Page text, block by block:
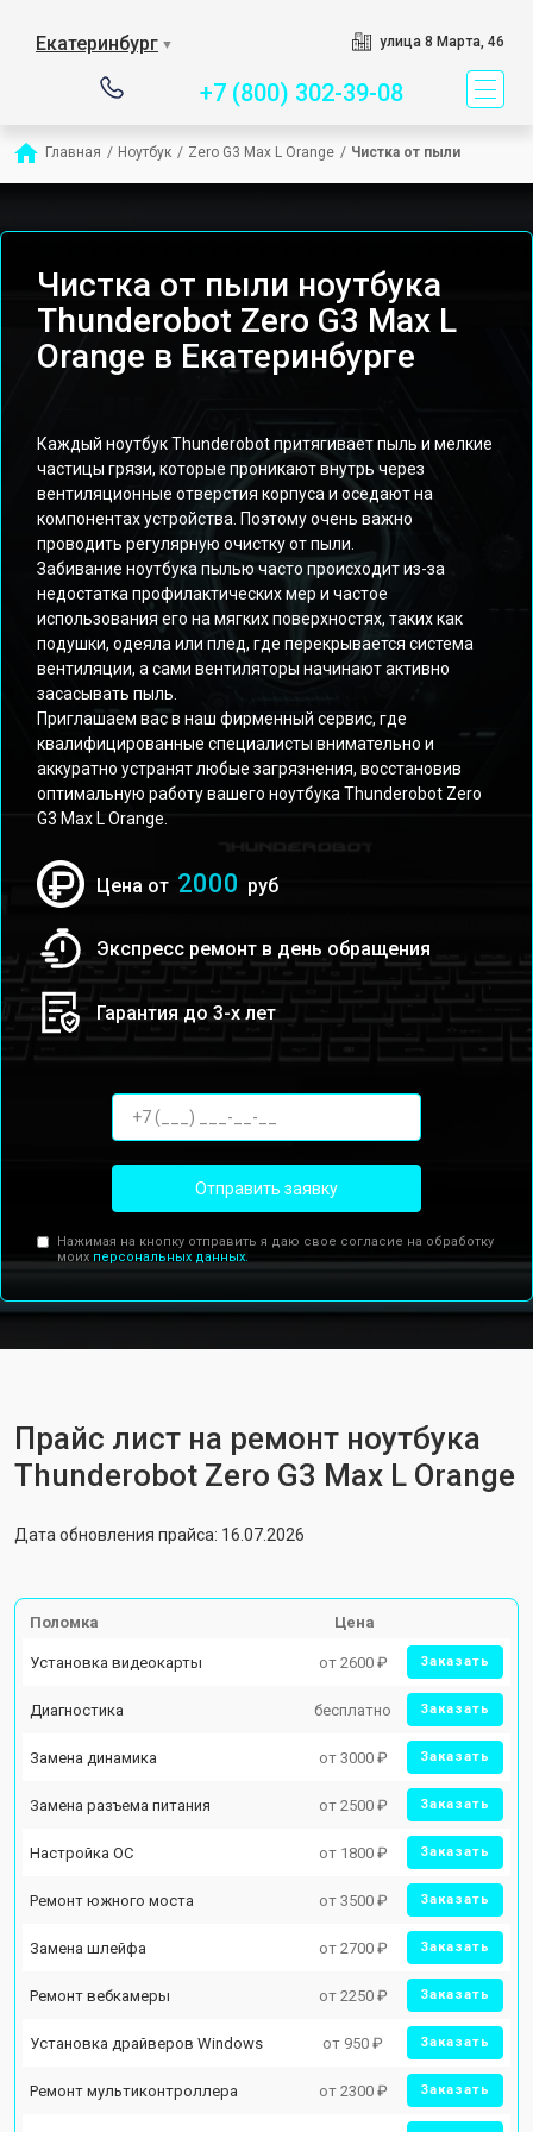
Екатеринбург ▼ улица 8 Марта, 46
+7 (800) 302-39-08
Главная / Ноутбук / Zero G3 Max L Orange / Чистка от пыли
Чистка от пыли ноутбука
Thunderobot Zero G3 Max L
Orange в Екатеринбурге
Каждый ноутбук Thunderobot притягивает пыль и мелкие
частицы грязи, которые проникают внутрь через
вентиляционные отверстия корпуса и оседают на
компонентах устройства. Поэтому очень важно
проводить регулярную очистку от пыли.
Забивание ноутбука пылью часто происходит из-за
недостатка профилактических мер и частое
использования его на мягких поверхностях, таких как
подушки, одеяла или плед, где перекрывается система
вентиляции, а сами вентиляторы начинают активно
засасывать пыль.
Приглашаем вас в наш фирменный сервис, где
квалифицированные специалисты внимательно и
аккуратно устранят любые загрязнения, восстановив
оптимальную работу вашего ноутбука Thunderobot Zero
G3 Max L Orange.
Цена от 2000 руб
Экспресс ремонт в день обращения
Гарантия до 3-х лет
Отправить заявку
Нажимая на кнопку отправить я даю свое согласие на обработку
моих персональных данных.
Прайс лист на ремонт ноутбука
Thunderobot Zero G3 Max L Orange
Дата обновления прайса: 16.07.2026
Поломка Цена
Установка видеокарты от 2600 ₽ Заказать
Диагностика бесплатно Заказать
Замена динамика от 3000 ₽ Заказать
Замена разъема питания от 2500 ₽ Заказать
Настройка ОС от 1800 ₽ Заказать
Ремонт южного моста от 3500 ₽ Заказать
Замена шлейфа от 2700 ₽ Заказать
Ремонт вебкамеры от 2250 ₽ Заказать
Установка драйверов Windows от 950 ₽ Заказать
Ремонт мультиконтроллера от 2300 ₽ Заказать